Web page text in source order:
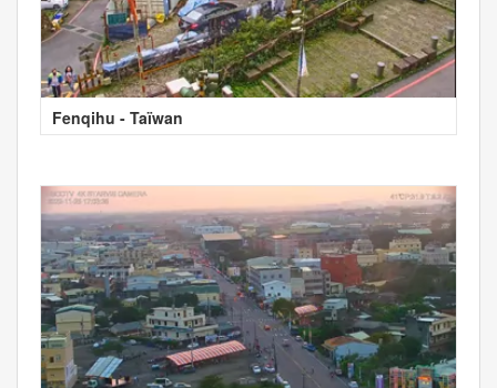
Fenqihu - Taïwan